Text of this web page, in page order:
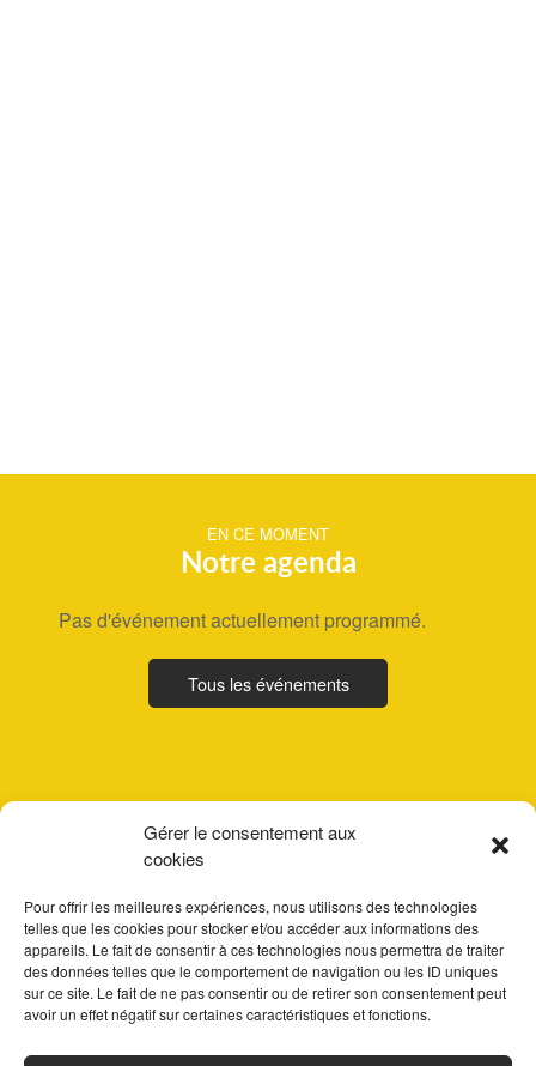
Gérer le consentement aux
cookies
Pour offrir les meilleures expériences, nous utilisons des technologies
telles que les cookies pour stocker et/ou accéder aux informations des
appareils. Le fait de consentir à ces technologies nous permettra de traiter
des données telles que le comportement de navigation ou les ID uniques
sur ce site. Le fait de ne pas consentir ou de retirer son consentement peut
avoir un effet négatif sur certaines caractéristiques et fonctions.
EN CE MOMENT
Notre agenda
Pas d'événement actuellement programmé.
Tous les événements
ACCUEIL